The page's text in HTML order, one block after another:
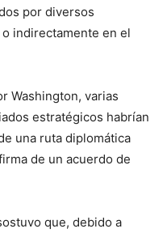
por diversos
indirectamente en el
Washington, varias
estratégicos habrían
una ruta diplomática
de un acuerdo de
que, debido a